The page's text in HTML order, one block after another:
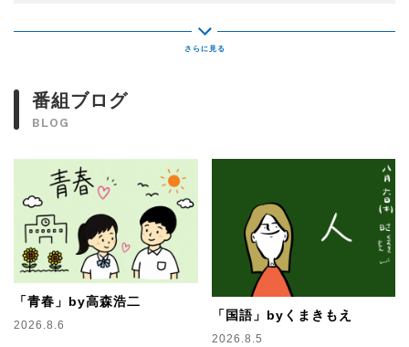
代わりに、モーニングコーヒーや、朝の一番茶代わりに是非お試
番組ブログ
BLOG
「青春」by高森浩二
2026.8.6
「国語」byくまきもえ
2026.8.5